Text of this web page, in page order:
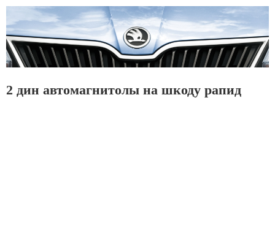
2 дин автомагнитолы на шкоду рапид